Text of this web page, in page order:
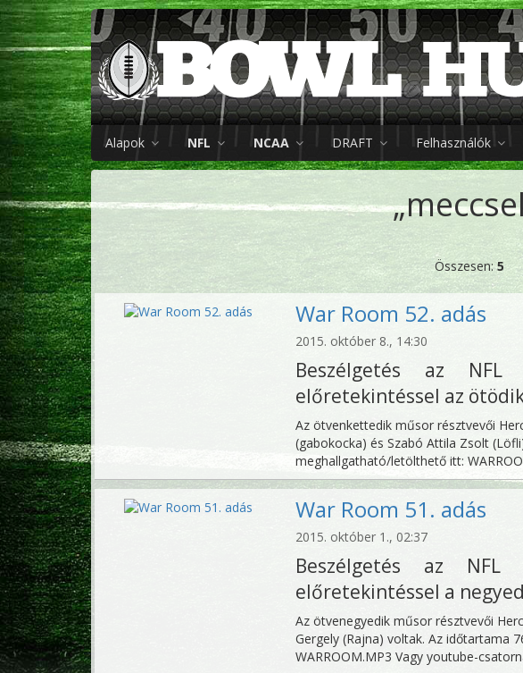
Alapok NFL NCAA DRAFT Felhasználók
Összesen:5
War Room 52. adás
2015. október 8., 14:30
Beszélgetés az NFL
előretekintéssel az
Az ötvenkettedik műsor résztvevői
(gabokocka) és Szabó Attila Zsolt
meghallgatható/letölthető itt:
War Room 51. adás
2015. október 1., 02:37
Beszélgetés az NFL
előretekintéssel a
Az ötvenegyedik műsor résztvevői
Gergely (Rajna) voltak. Az időtartama
WARROOM.MP3 Vagy youtube-